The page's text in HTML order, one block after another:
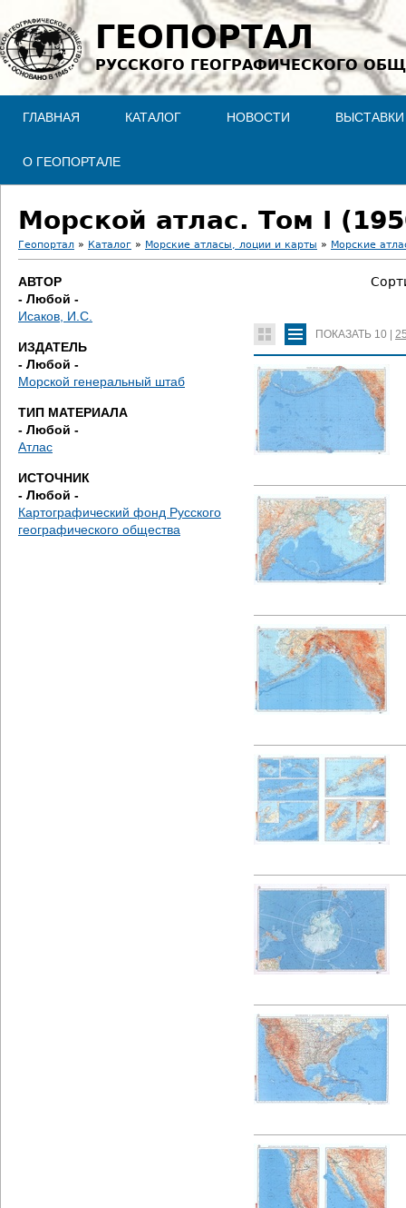
Jump to navigation
ГЕОПОРТАЛ
РУССКОГО ГЕОГРАФИЧЕСКОГО
ГЛАВНАЯ КАТАЛОГ НОВОСТИ ВЫСТАВКИ
О ГЕОПОРТАЛЕ
Морской атлас. Том I
В
ы
з
д
е
с
ь
Геопортал » Каталог » Морские атласы, лоции и карты » Морские
АВТОР
- Любой -
Исаков, И.С.
ИЗДАТЕЛЬ
- Любой -
Морской генеральный штаб
ТИП МАТЕРИАЛА
- Любой -
Атлас
ИСТОЧНИК
- Любой -
Картографический фонд Русского
географического общества
ПОКАЗАТЬ 10